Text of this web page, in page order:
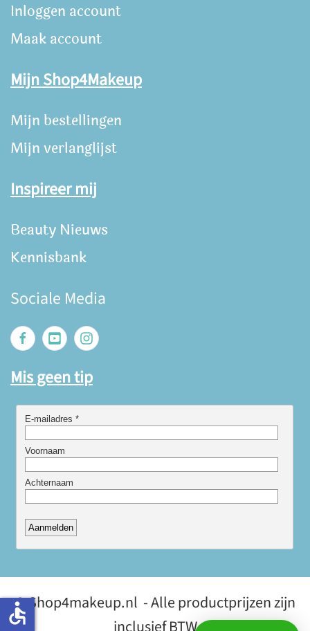
Inloggen account
Maak account
Mijn Shop4Makeup
Mijn bestellingen
Mijn verlanglijst
Inspireer mij
Beauty Nieuws
Kennisbank
Sociale Media
Mis geen tip
© Shop4makeup.nl - Alle productprijzen zijn
accessible